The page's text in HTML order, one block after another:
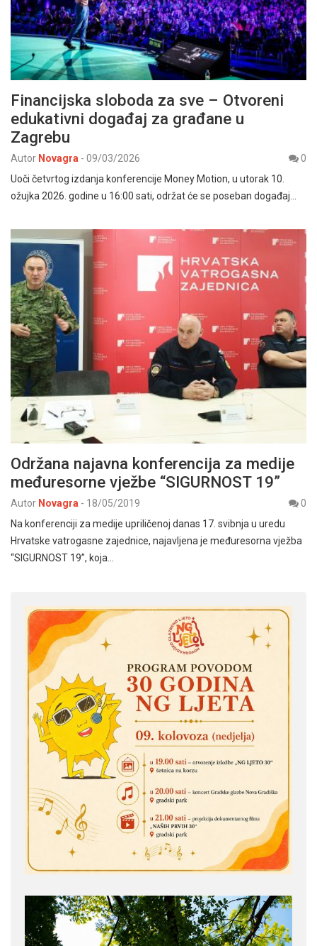
Financijska sloboda za sve – Otvoreni
edukativni događaj za građane u
Zagrebu
Autor Novagra - 09/03/2026
0
Uoči četvrtog izdanja konferencije Money Motion, u utorak 10.
ožujka 2026. godine u 16:00 sati, održat će se poseban događaj…
Održana najavna konferencija za medije
međuresorne vježbe “SIGURNOST 19”
Autor Novagra - 18/05/2019
0
Na konferenciji za medije upriličenoj danas 17. svibnja u uredu
Hrvatske vatrogasne zajednice, najavljena je međuresorna vježba
“SIGURNOST 19”, koja…